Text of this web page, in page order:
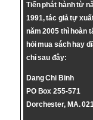
Tiến phát hành từ
1991, tác giả tự
năm 2005 thì hoàn
hỏi mua sách hay
chỉ sau đây:
Dang Chi Binh
PO Box 255-571
Dorchester, MA.